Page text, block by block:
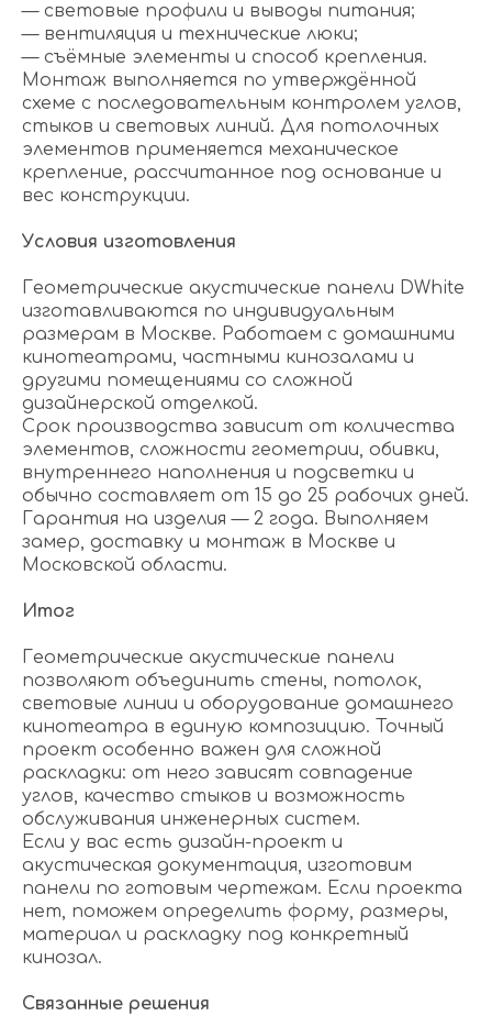
— световые профили и выводы питания;
— вентиляция и технические люки;
— съёмные элементы и способ крепления.
Монтаж выполняется по утверждённой
схеме с последовательным контролем углов,
стыков и световых линий. Для потолочных
элементов применяется механическое
крепление, рассчитанное под основание и
вес конструкции.
Условия изготовления
Геометрические акустические панели DWhite
изготавливаются по индивидуальным
размерам в Москве. Работаем с домашними
кинотеатрами, частными кинозалами и
другими помещениями со сложной
дизайнерской отделкой.
Срок производства зависит от количества
элементов, сложности геометрии, обивки,
внутреннего наполнения и подсветки и
обычно составляет от 15 до 25 рабочих дней.
Гарантия на изделия — 2 года. Выполняем
замер, доставку и монтаж в Москве и
Московской области.
Итог
Геометрические акустические панели
позволяют объединить стены, потолок,
световые линии и оборудование домашнего
кинотеатра в единую композицию. Точный
проект особенно важен для сложной
раскладки: от него зависят совпадение
углов, качество стыков и возможность
обслуживания инженерных систем.
Если у вас есть дизайн-проект и
акустическая документация, изготовим
панели по готовым чертежам. Если проекта
нет, поможем определить форму, размеры,
материал и раскладку под конкретный
кинозал.
Связанные решения